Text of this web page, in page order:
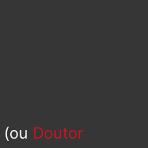
(ou Doutor